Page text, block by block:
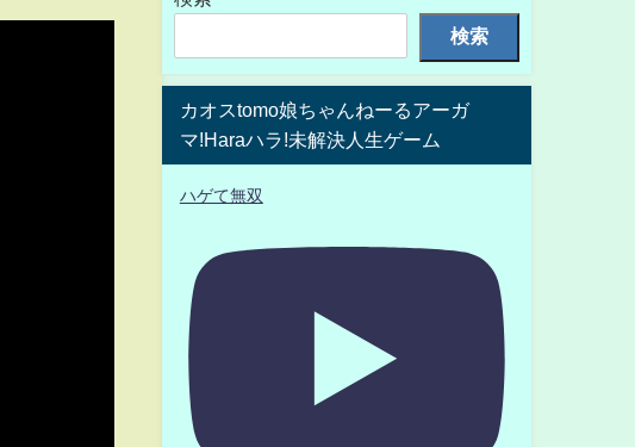
検索
カオスtomo娘ちゃんねーるアーガ
マ!Haraハラ!未解決人生ゲーム
ハゲて無双